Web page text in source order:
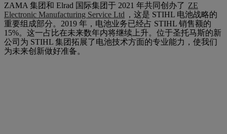
ZAMA 集团和 Elrad 国际集团于 2021 年共同创办了 ZE
Electronic Manufacturing Service Ltd ，这是 STIHL 电池战略的
重要组成部分。2019 年，电池业务已经占 STIHL 销售额的
15%。这一占比在未来数年内将继续上升。位于圣托马斯的新
公司为 STIHL 集团拓展了电池技术方面的专业能力，使我们
为未来创新做好准备。